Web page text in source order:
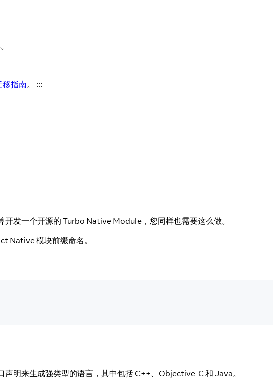
移指南。 :::
发一个开源的 Turbo Native Module，您同样也需要这么做。
Native 模块前缀命名。
声明来生成强类型的语言，其中包括 C++、Objective-C 和 Java。